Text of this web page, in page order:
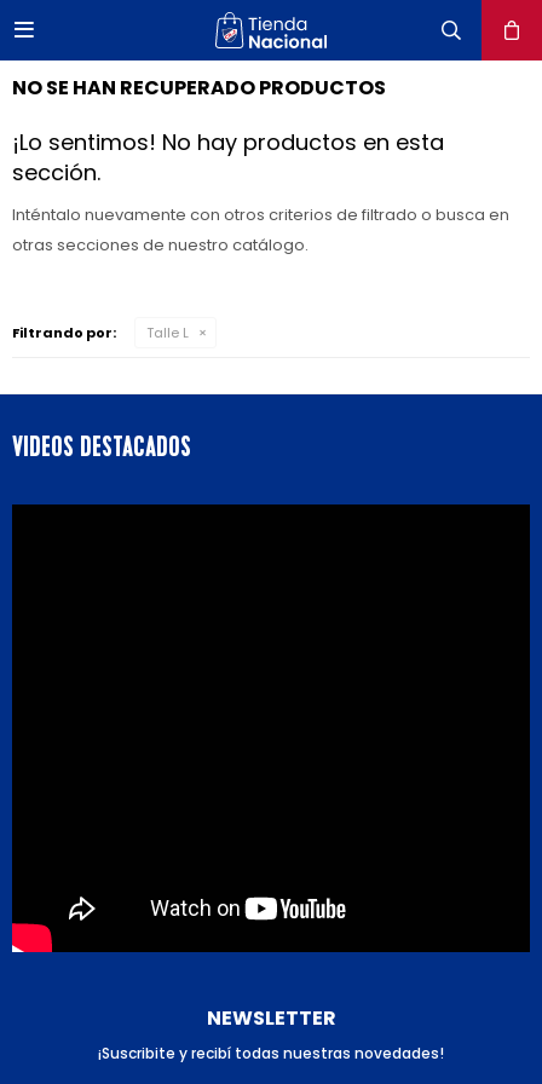

NO SE HAN RECUPERADO PRODUCTOS
¡Lo sentimos! No hay productos en esta
sección.
Inténtalo nuevamente con otros criterios de filtrado o busca en
otras secciones de nuestro catálogo.
Filtrando por: Talle L
VIDEOS DESTACADOS
NEWSLETTER
¡Suscribite y recibí todas nuestras novedades!
close